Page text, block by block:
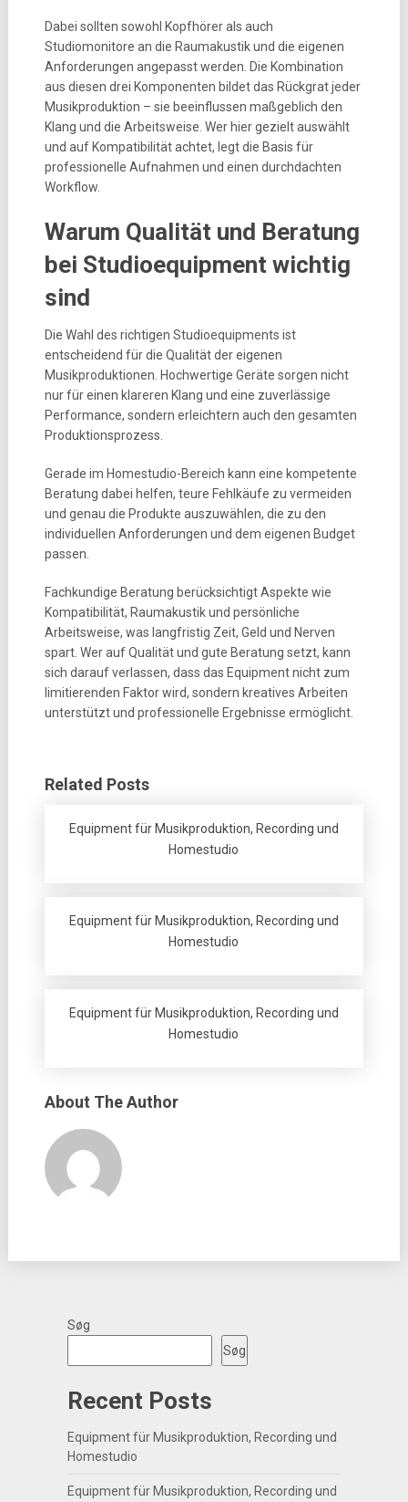
Dabei sollten sowohl Kopfhörer als auch
Studiomonitore an die Raumakustik und die eigenen
Anforderungen angepasst werden. Die Kombination
aus diesen drei Komponenten bildet das Rückgrat jeder
Musikproduktion – sie beeinflussen maßgeblich den
Klang und die Arbeitsweise. Wer hier gezielt auswählt
und auf Kompatibilität achtet, legt die Basis für
professionelle Aufnahmen und einen durchdachten
Workflow.
Warum Qualität und Beratung
bei Studioequipment wichtig
sind
Die Wahl des richtigen Studioequipments ist
entscheidend für die Qualität der eigenen
Musikproduktionen. Hochwertige Geräte sorgen nicht
nur für einen klareren Klang und eine zuverlässige
Performance, sondern erleichtern auch den gesamten
Produktionsprozess.
Gerade im Homestudio-Bereich kann eine kompetente
Beratung dabei helfen, teure Fehlkäufe zu vermeiden
und genau die Produkte auszuwählen, die zu den
individuellen Anforderungen und dem eigenen Budget
passen.
Fachkundige Beratung berücksichtigt Aspekte wie
Kompatibilität, Raumakustik und persönliche
Arbeitsweise, was langfristig Zeit, Geld und Nerven
spart. Wer auf Qualität und gute Beratung setzt, kann
sich darauf verlassen, dass das Equipment nicht zum
limitierenden Faktor wird, sondern kreatives Arbeiten
unterstützt und professionelle Ergebnisse ermöglicht.
Related Posts
Equipment für Musikproduktion, Recording und
Homestudio
Equipment für Musikproduktion, Recording und
Homestudio
Equipment für Musikproduktion, Recording und
Homestudio
About The Author
Søg
Søg
Recent Posts
Equipment für Musikproduktion, Recording und
Homestudio
Equipment für Musikproduktion, Recording und